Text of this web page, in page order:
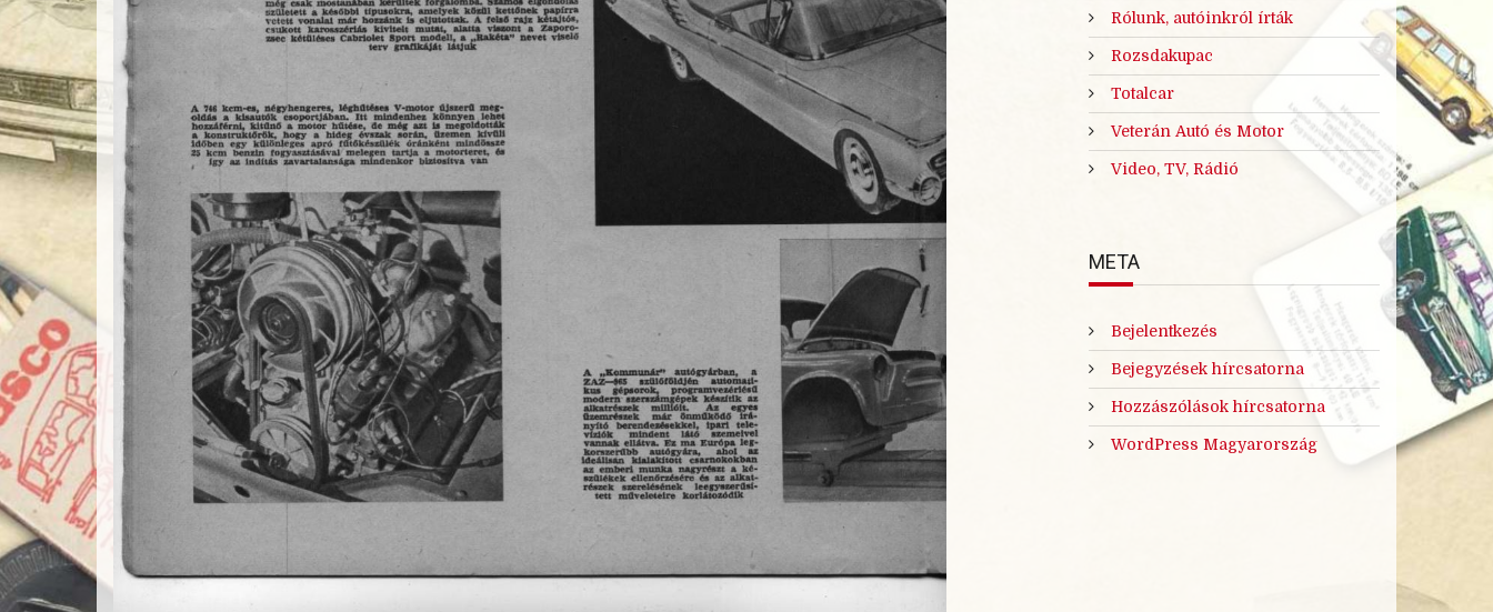
Rólunk, autóinkról írták
Rozsdakupac
Totalcar
Veterán Autó és Motor
Video, TV, Rádió
META
Bejelentkezés
Bejegyzések hírcsatorna
Hozzászólások hírcsatorna
WordPress Magyarország